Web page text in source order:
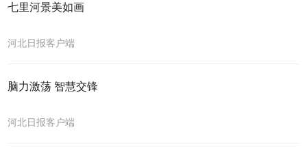
七里河景美如画
河北日报客户端
脑力激荡 智慧交锋
河北日报客户端